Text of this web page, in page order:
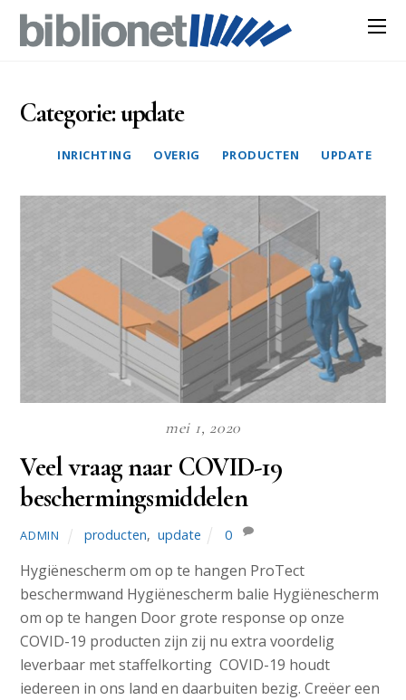
Categorie:update
INRICHTING OVERIG PRODUCTEN UPDATE
mei 1, 2020
Veel vraag naar COVID-19
beschermingsmiddelen
ADMIN producten, update 0
Hygiënescherm om op te hangen ProTect
beschermwand Hygiënescherm balie Hygiënescherm
om op te hangen Door grote response op onze
COVID-19 producten zijn zij nu extra voordelig
leverbaar met staffelkorting COVID-19 houdt
iedereen in ons land en daarbuiten bezig. Creëer een